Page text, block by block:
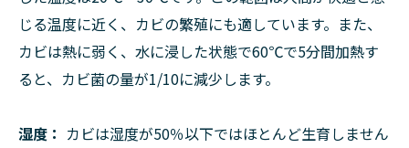
じる温度に近く、カビの繁殖にも適しています。また、
カビは熱に弱く、水に浸した状態で60℃で5分間加熱す
ると、カビ菌の量が1/10に減少します。
湿度： カビは湿度が50％以下ではほとんど生育しません